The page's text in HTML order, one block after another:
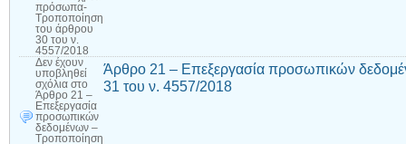
πρόσωπα-
Τροποποίηση
του άρθρου
30 του ν.
4557/2018
Δεν έχουν
υποβληθεί
σχόλια στο
Άρθρο 21 –
Επεξεργασία
προσωπικών
δεδομένων –
Τροποποίηση
Άρθρο 21 – Επεξεργασία προσωπικών
31 του ν. 4557/2018